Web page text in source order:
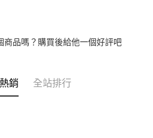
商品嗎？購買後給他一個好評吧
銷 全站排行